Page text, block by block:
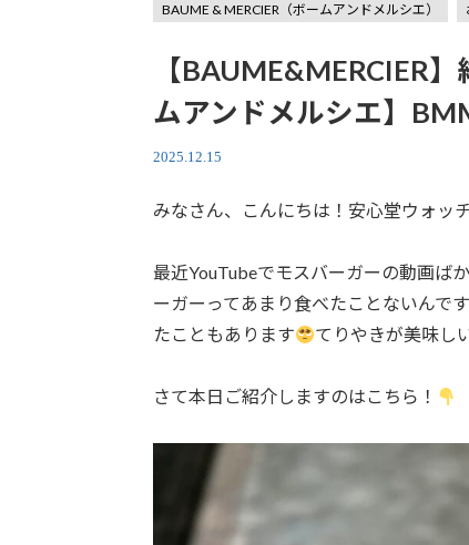
BAUME & MERCIER（ボームアンドメルシエ）
【BAUME&MERCIER
ムアンドメルシエ】
2025.12.15
みなさん、こんにちは！安心堂ウォッ
最近YouTubeでモスバーガーの動画ば
ーガーってあまり食べたことないんで
たこともあります
てりやきが美味し
さて本日ご紹介しますのはこちら！